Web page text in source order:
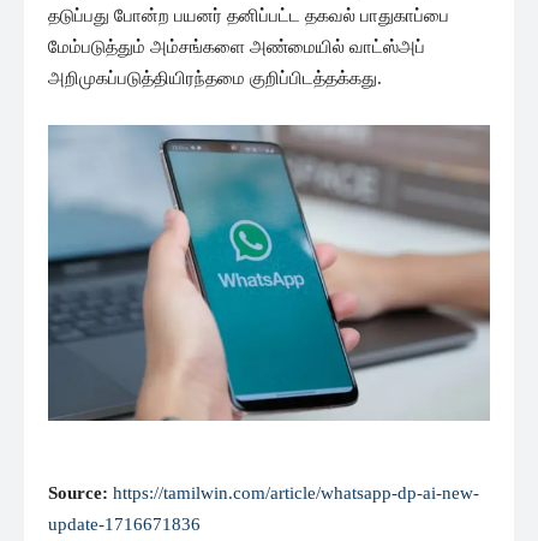
தடுப்பது போன்ற பயனர் தனிப்பட்ட தகவல் பாதுகாப்பை
மேம்படுத்தும் அம்சங்களை அண்மையில் வாட்ஸ்அப்
அறிமுகப்படுத்தியிரந்தமை குறிப்பிடத்தக்கது.
Source: https://tamilwin.com/article/whatsapp-dp-ai-new-
update-1716671836